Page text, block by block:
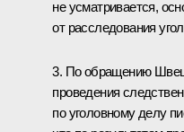
не усматривается,
от расследования
3. По обращению
проведения
по уголовному делу